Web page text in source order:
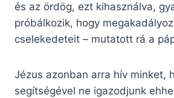
és az ördög, ezt kihasználva,
próbálkozik, hogy
cselekedeteit – mutatott rá a
Jézus azonban arra hív minket,
segítségével ne igazodjunk